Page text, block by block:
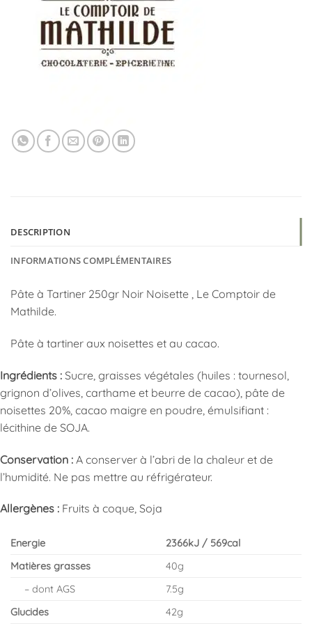
DESCRIPTION
INFORMATIONS COMPLÉMENTAIRES
Pâte à Tartiner 250gr Noir Noisette , Le Comptoir de
Mathilde.
Pâte à tartiner aux noisettes et au cacao.
Ingrédients : Sucre, graisses végétales (huiles : tournesol,
grignon d’olives, carthame et beurre de cacao), pâte de
noisettes 20%, cacao maigre en poudre, émulsifiant :
lécithine de SOJA.
Conservation : A conserver à l’abri de la chaleur et de
l’humidité. Ne pas mettre au réfrigérateur.
Allergènes : Fruits à coque, Soja
Energie
2366kJ / 569cal
Matières grasses
40g
– dont AGS
7.5g
Glucides
42g